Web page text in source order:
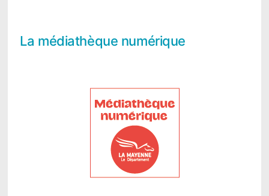
La médiathèque numérique